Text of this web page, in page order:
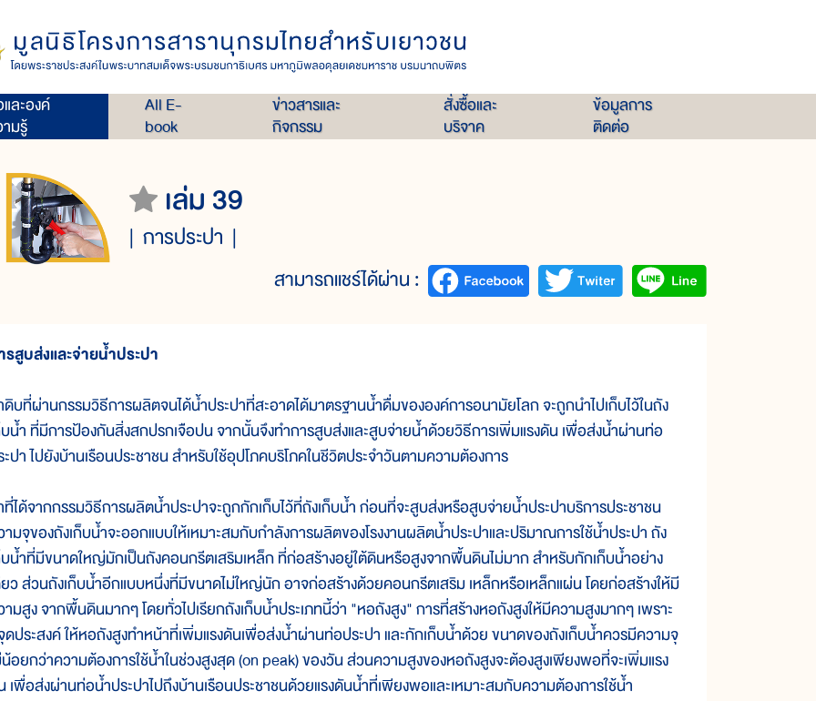
ละองค์
มรู้
All E-
book
ข่าวสารและ
กิจกรรม
สั่งซื้อและ
บริจาค
ข้อมูลการ
ติดต่อ
เล่ม 39
การประปา
สามารถแชร์ได้ผ่าน :
รสูบส่งและจ่ายน้ำประปา
บที่ผ่านกรรมวิธีการผลิตจนได้น้ำประปาที่สะอาดได้มาตรฐานน้ำดื่มขององค์การอนามัยโลก จะถูกนำไปเก็บไว้ในถัง
น้ำ ที่มีการป้องกันสิ่งสกปรกเจือปน จากนั้นจึงทำการสูบส่งและสูบจ่ายน้ำด้วยวิธีการเพิ่มแรงดัน เพื่อส่งน้ำผ่านท่อ
ปา ไปยังบ้านเรือนประชาชน สำหรับใช้อุปโภคบริโภคในชีวิตประจำวันตามความต้องการ
ได้จากกรรมวิธีการผลิตน้ำประปาจะถูกกักเก็บไว้ที่ถังเก็บน้ำ ก่อนที่จะสูบส่งหรือสูบจ่ายน้ำประปาบริการประชาชน
มจุของถังเก็บน้ำจะออกแบบให้เหมาะสมกับกำลังการผลิตของโรงงานผลิตน้ำประปาและปริมาณการใช้น้ำประปา ถัง
น้ำที่มีขนาดใหญ่มักเป็นถังคอนกรีตเสริมเหล็ก ที่ก่อสร้างอยู่ใต้ดินหรือสูงจากพื้นดินไม่มาก สำหรับกักเก็บน้ำอย่าง
ว ส่วนถังเก็บน้ำอีกแบบหนึ่งที่มีขนาดไม่ใหญ่นัก อาจก่อสร้างด้วยคอนกรีตเสริม เหล็กหรือเหล็กแผ่น โดยก่อสร้างให้มี
มสูง จากพื้นดินมากๆ โดยทั่วไปเรียกถังเก็บนํ้าประเภทนี้ว่า "หอถังสูง" การที่สร้างหอถังสูงให้มีความสูงมากๆ เพราะ
ประสงค์ ให้หอถังสูงทำหน้าที่เพิ่มแรงดันเพื่อส่งน้ำผ่านท่อประปา และกักเก็บน้ำด้วย ขนาดของถังเก็บน้ำควรมีความจุ
อยกว่าความต้องการใช้น้ำในช่วงสูงสุด (on peak) ของวัน ส่วนความสูงของหอถังสูงจะต้องสูงเพียงพอที่จะเพิ่มแรง
เพื่อส่งผ่านท่อน้ำประปาไปถึงบ้านเรือนประชาชนด้วยแรงดันน้ำที่เพียงพอและเหมาะสมกับความต้องการใช้น้ำ